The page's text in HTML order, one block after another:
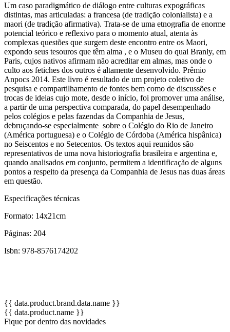
Um caso paradigmático de diálogo entre culturas expográficas
distintas, mas articuladas: a francesa (de tradição colonialista) e a
maori (de tradição afirmativa). Trata-se de uma etnografia de enorme
potencial teórico e reflexivo para o momento atual, atenta às
complexas questões que surgem deste encontro entre os Maori,
expondo seus tesouros que têm alma , e o Museu do quai Branly, em
Paris, cujos nativos afirmam não acreditar em almas, mas onde o
culto aos fetiches dos outros é altamente desenvolvido. Prêmio
Anpocs 2014. Este livro é resultado de um projeto coletivo de
pesquisa e compartilhamento de fontes bem como de discussões e
trocas de ideias cujo mote, desde o início, foi promover uma análise,
a partir de uma perspectiva comparada, do papel desempenhado
pelos colégios e pelas fazendas da Companhia de Jesus,
debruçando-se especialmente sobre o Colégio do Rio de Janeiro
(América portuguesa) e o Colégio de Córdoba (América hispânica)
no Seiscentos e no Setecentos. Os textos aqui reunidos são
representativos de uma nova historiografia brasileira e argentina e,
quando analisados em conjunto, permitem a identificação de alguns
pontos a respeito da presença da Companhia de Jesus nas duas áreas
em questão.
Especificações técnicas
Formato: 14x21cm
Páginas: 204
Isbn: 978-8576174202
{{ data.product.brand.data.name }}
{{ data.product.name }}
Fique por dentro das novidades